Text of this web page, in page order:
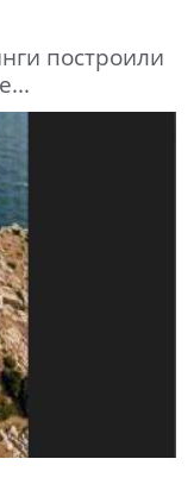
построили